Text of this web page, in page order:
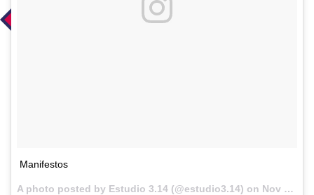
Manifestos
A photo posted by Estudio 3.14 (@estudio3.14) on Nov 10, 2016 at 9:22am PST